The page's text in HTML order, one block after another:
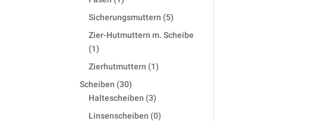
product
Sicherungsmuttern 55
products
Zier-Hutmuttern m. Scheibe
11
product
Zierhutmuttern 11
Scheiben 3030
products
Haltescheiben 33
products
Linsenscheiben 00